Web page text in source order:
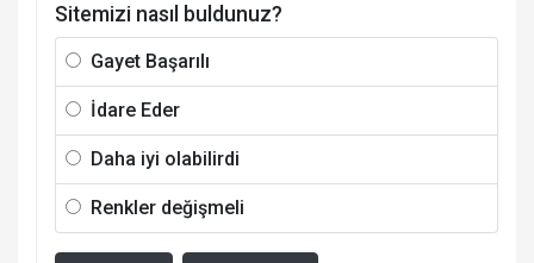
Sitemizi nasıl buldunuz?
Gayet Başarılı
İdare Eder
Daha iyi olabilirdi
Renkler değişmeli